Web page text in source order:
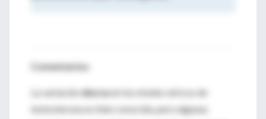
Comentarios
La variacióndiurnaen los niveles séricos de
testosterona es bien conocida, pero algunas